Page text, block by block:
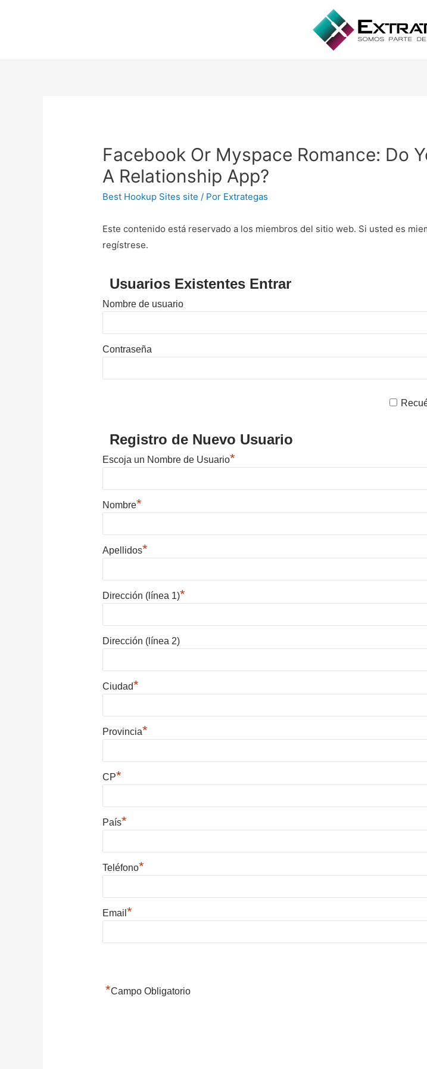
Facebook Or Myspace Romance: Do
A Relationship App?
Best Hookup Sites site / Por Extrategas
Este contenido está reservado a los miembros del sitio web. Si usted es
regístrese.
Usuarios Existentes Entrar
Nombre de usuario
Contraseña
Registro de Nuevo Usuario
Escoja un Nombre de Usuario*
Nombre*
Apellidos*
Dirección (línea 1)*
Dirección (línea 2)
Ciudad*
Provincia*
CP*
País*
Teléfono*
Email*
*Campo Obligatorio